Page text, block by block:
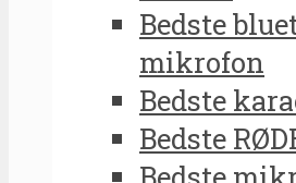
Bedste
mikrofon
Bedste
Bedste